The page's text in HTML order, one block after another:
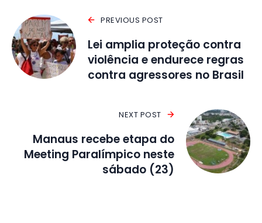
PREVIOUS POST
Lei amplia proteção contra
violência e endurece regras
contra agressores no Brasil
NEXT POST
Manaus recebe etapa do
Meeting Paralímpico neste
sábado (23)